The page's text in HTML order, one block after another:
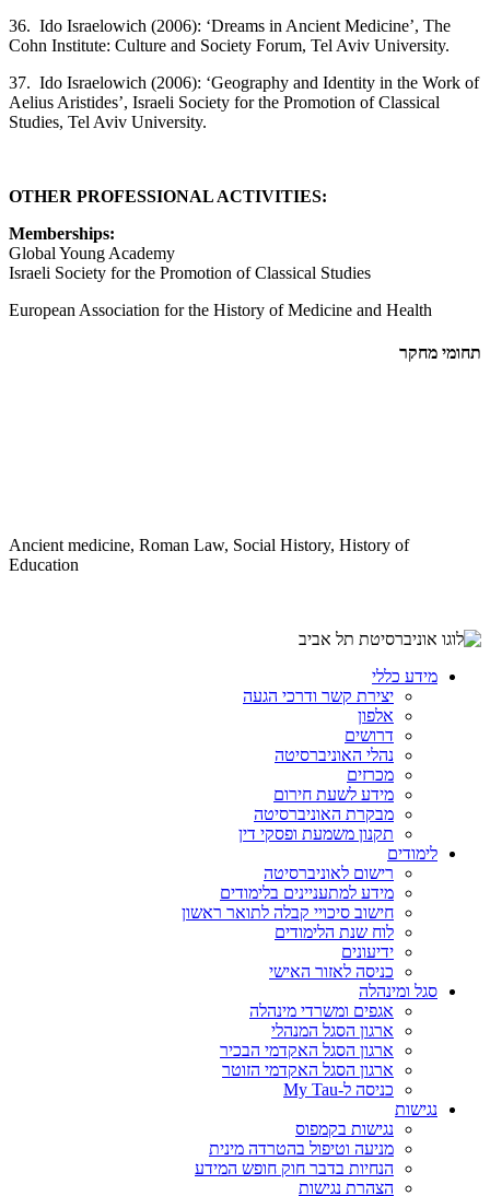
36. Ido Israelowich (2006): ‘Dreams in Ancient Medicine’, The
Cohn Institute: Culture and Society Forum, Tel Aviv University.
37. Ido Israelowich (2006): ‘Geography and Identity in the Work of
Aelius Aristides’, Israeli Society for the Promotion of Classical
Studies, Tel Aviv University.
OTHER PROFESSIONAL ACTIVITIES:
Memberships:
Global Young Academy
Israeli Society for the Promotion of Classical Studies
European Association for the History of Medicine and Health
תחומי מחקר
Ancient medicine, Roman Law, Social History, History of
Education
מידע כללי
יצירת קשר ודרכי הגעה
אלפון
דרושים
נהלי האוניברסיטה
מכרזים
מידע לשעת חירום
מבקרת האוניברסיטה
תקנון משמעת ופסקי דין
לימודים
רישום לאוניברסיטה
מידע למתעניינים בלימודים
חישוב סיכויי קבלה לתואר ראשון
לוח שנת הלימודים
ידיעונים
כניסה לאזור האישי
סגל ומינהלה
אגפים ומשרדי מינהלה
ארגון הסגל המנהלי
ארגון הסגל האקדמי הבכיר
ארגון הסגל האקדמי הזוטר
כניסה ל-My Tau
נגישות
נגישות בקמפוס
מניעה וטיפול בהטרדה מינית
הנחיות בדבר חוק חופש המידע
הצהרת נגישות